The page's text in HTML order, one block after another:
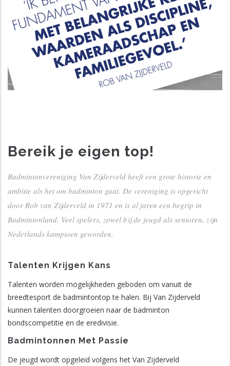
Bereik je eigen top!
Badmintonvereniging Van Zijderveld heeft een grote historie en
ambitie als het om badminton gaat. De vereniging is opgericht
door Rob van Zijderveld in 1971 en is al jaren een begrip in
Badmintonland. Veel spelers, zowel bij de jeugd als senioren, zijn
Nederlands kampioen geworden.
Talenten Krijgen Kans
Talenten worden mogelijkheden geboden om vanuit de
breedtesport de badmintontop te halen. Bij Van Zijderveld
kunnen talenten doorgroeien naar de badminton
bondscompetitie en de eredivisie.
Badmintonnen Met Passie
De jeugd wordt opgeleid volgens het Van Zijderveld